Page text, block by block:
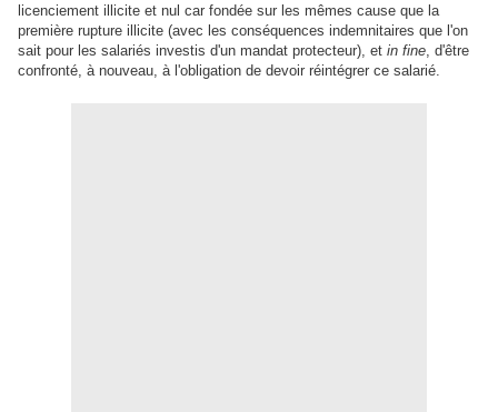
licenciement illicite et nul car fondée sur les mêmes cause que la
première rupture illicite (avec les conséquences indemnitaires que l'on
sait pour les salariés investis d'un mandat protecteur), et in fine, d'être
confronté, à nouveau, à l'obligation de devoir réintégrer ce salarié.